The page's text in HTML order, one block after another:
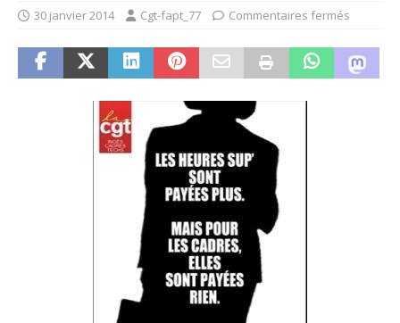
30 janvier 2014 Cgt-fapt_77 Commentaires fermés